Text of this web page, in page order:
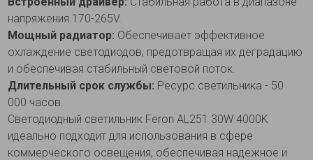
напряжения 170-265V.
Мощный радиатор: Обеспечивает эффективное
охлаждение светодиодов, предотвращая их деградацию
и обеспечивая стабильный световой поток.
Длительный срок службы: Ресурс светильника - 50
000 часов.
Светодиодный светильник Feron AL251 30W 4000K
идеально подходит для использования в сфере
коммерческого освещения, обеспечивая надежное и